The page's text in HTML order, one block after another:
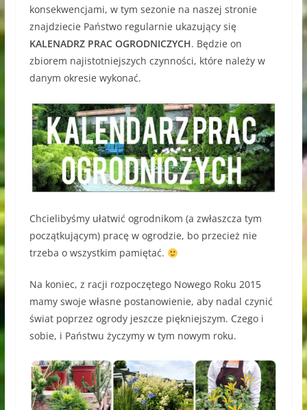
konsekwencjami, w tym sezonie na naszej stronie
znajdziecie Państwo regularnie ukazujący się
KALENADRZ PRAC OGRODNICZYCH. Będzie on
zbiorem najistotniejszych czynności, które należy w
danym okresie wykonać.
Chcielibyśmy ułatwić ogrodnikom (a zwłaszcza tym
początkującym) pracę w ogrodzie, bo przecież nie
trzeba o wszystkim pamiętać.
Na koniec, z racji rozpoczętego Nowego Roku 2015
mamy swoje własne postanowienie, aby nadal czynić
świat poprzez ogrody jeszcze piękniejszym. Czego i
sobie, i Państwu życzymy w tym nowym roku.